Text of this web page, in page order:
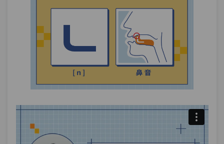
DAY6+1都會唸了嗎？
Good-bye baby 要怎麼說再見
第13章： 暖身：學習韓文前你一定要知道
單元1 伊婷老師的小嘮叨 00:00
單元2 韓文基本功1：我是蔡伊婷
22:05